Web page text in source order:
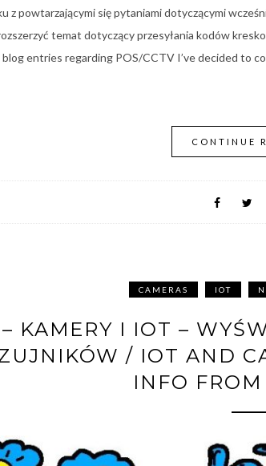
z powtarzającymi się pytaniami dotyczącymi
temat dotyczący przesyłania kodów
entries regarding POS/CCTV I’ve decided to
CONTINUE
CAMERAS IOT
KAMERY I IOT –
/ IOT AND
INFO FROM